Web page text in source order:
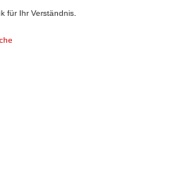
für Ihr Verständnis.